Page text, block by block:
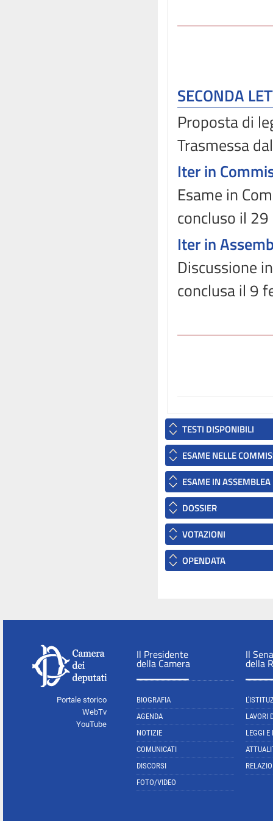
SECONDA
Proposta di
Trasmessa
Iter in
Esame in
concluso il
Iter in
Discussione
conclusa il 9
TESTI DISPONIBILI
ESAME NELLE
ESAME IN ASSEMBLEA
DOSSIER
VOTAZIONI
OPENDATA
Portale storico
WebTv
YouTube
Il Presidente
della Camera
BIOGRAFIA
AGENDA
NOTIZIE
COMUNICATI
DISCORSI
FOTO/VIDEO
Il
della
LAVORI
LEGGI E